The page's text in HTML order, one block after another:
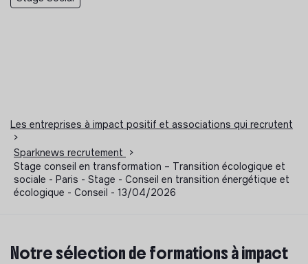
Les entreprises à impact positif et associations qui recrutent
>
Sparknews recrutement
>
Stage conseil en transformation – Transition écologique et
sociale - Paris - Stage - Conseil en transition énergétique et
écologique - Conseil - 13/04/2026
Notre sélection de formations à impact